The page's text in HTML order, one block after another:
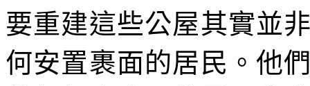
要重建這些公屋其實並
何安置裹面的居民。他